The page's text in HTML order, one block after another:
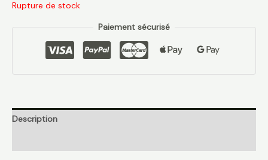
Rupture de stock
Paiement sécurisé
Description